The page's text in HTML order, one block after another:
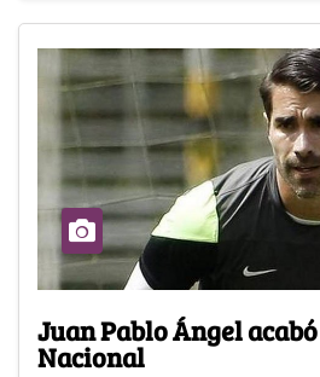
Juan Pablo Ángel
Nacional